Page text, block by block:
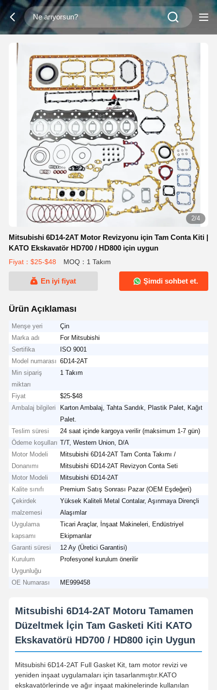
2/4
Mitsubishi 6D14-2AT Motor Revizyonu için Tam Conta Kiti |
KATO Ekskavatör HD700 / HD800 için uygun
Fiyat：$25-$48 MOQ：1 Takım
En iyi fiyat Şimdi sohbet et.
Ürün Açıklaması
Menşe yeri
Çin
Marka adı
For Mitsubishi
Sertifika
ISO 9001
Model numarası 6D14-2AT
Min sipariş
miktarı
1 Takım
Fiyat
$25-$48
Ambalaj bilgileri
Karton Ambalaj, Tahta Sandık, Plastik Palet, Kağıt
Palet.
Teslim süresi
24 saat içinde kargoya verilir (maksimum 1-7 gün)
Ödeme koşulları T/T, Western Union, D/A
Motor Modeli
Donanımı
Mitsubishi 6D14-2AT Tam Conta Takımı /
Mitsubishi 6D14-2AT Revizyon Conta Seti
Motor Modeli
Mitsubishi 6D14-2AT
Kalite sınıfı
Premium Satış Sonrası Pazar (OEM Eşdeğeri)
Çekirdek
malzemesi
Yüksek Kaliteli Metal Contalar, Aşınmaya Dirençli
Alaşımlar
Uygulama
kapsamı
Ticari Araçlar, İnşaat Makineleri, Endüstriyel
Ekipmanlar
Garanti süresi
12 Ay (Üretici Garantisi)
Kurulum
Uygunluğu
Profesyonel kurulum önerilir
OE Numarası ME999458
Mitsubishi 6D14-2AT Motoru Tamamen
Düzeltmek İçin Tam Gasketi Kiti KATO
Ekskavatörü HD700 / HD800 için Uygun
Mitsubishi 6D14-2AT Full Gasket Kit, tam motor revizi ve
yeniden inşaat uygulamaları için tasarlanmıştır.KATO
ekskavatörlerinde ve ağır inşaat makinelerinde kullanılan